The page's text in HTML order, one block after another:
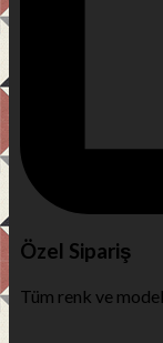
Özel Sipariş
Tüm renk ve